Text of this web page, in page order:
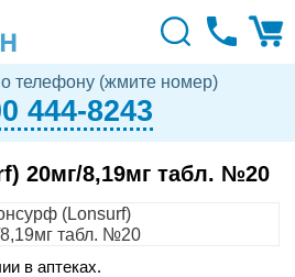
телефону (жмите номер)
444-8243
20мг/8,19мг табл. №20
в аптеках.